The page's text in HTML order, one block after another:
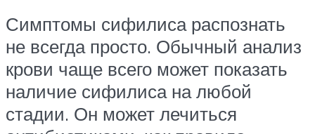
Симптомы сифилиса распознать
не всегда просто. Обычный анализ
крови чаще всего может показать
наличие сифилиса на любой
стадии. Он может лечиться